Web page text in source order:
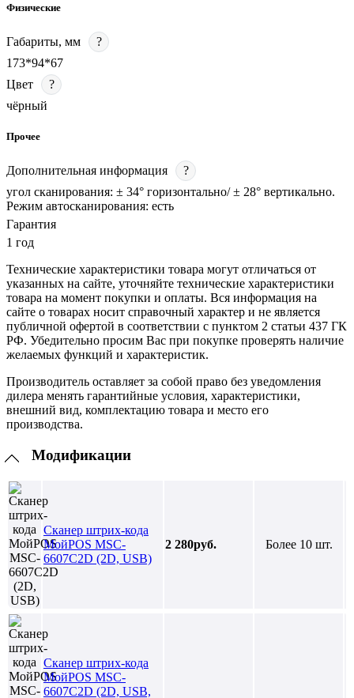
Физические
Габариты, мм
?
173*94*67
Цвет
?
чёрный
Прочее
Дополнительная информация
?
угол сканирования: ± 34° горизонтально/ ± 28° вертикально.
Режим автосканирования: есть
Гарантия
1 год
Технические характеристики товара могут отличаться от
указанных на сайте, уточняйте технические характеристики
товара на момент покупки и оплаты. Вся информация на
сайте о товарах носит справочный характер и не является
публичной офертой в соответствии с пунктом 2 статьи 437 ГК
РФ. Убедительно просим Вас при покупке проверять наличие
желаемых функций и характеристик.
Производитель оставляет за собой право без уведомления
дилера менять гарантийные условия, характеристики,
внешний вид, комплектацию товара и место его
производства.
Модификации
Сканер штрих-кода
МойPOS MSC-
6607C2D (2D, USB)
2 280руб. Более 10 шт.
Сканер штрих-кода
МойPOS MSC-
6607C2D (2D, USB,